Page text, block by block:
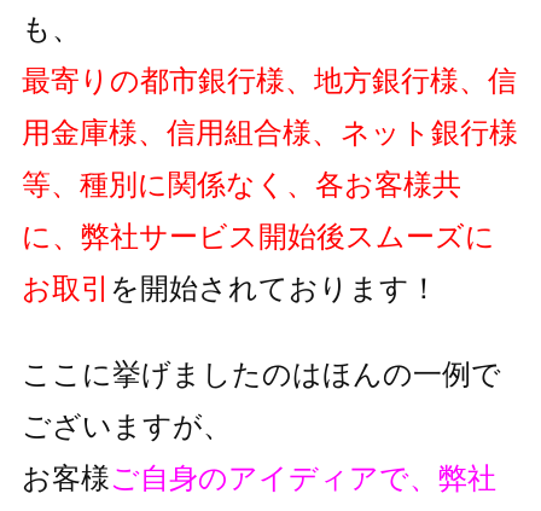
も、
最寄りの都市銀行様、地方銀行様、信
用金庫様、信用組合様、ネット銀行様
等、種別に関係なく、各お客様共
に、弊社サービス開始後スムーズに
お取引 を開始されております！
ここに挙げましたのはほんの一例で
ございますが、
お客様ご自身のアイディアで、弊社